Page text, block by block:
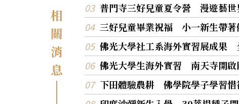
相
關
消
息
普門寺三好兒童夏令營 漫遊藝世
三好兒童畢業祝福 小一新生帶著
佛光大學社工系海外實習展成果
佛光大學生海外實習 南天寺開啟
下田體驗農耕 佛學院學子學習惜